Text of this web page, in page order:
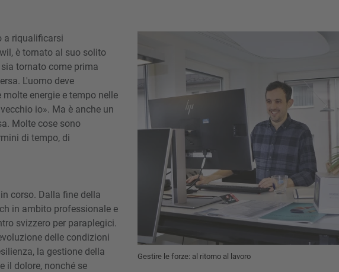
Gestire le forze: al ritorno al lavoro
a riqualificarsi
è tornato al suo solito
tornato come prima
L'uomo deve
energie e tempo nelle
io». Ma è anche un
Molte cose sono
di tempo, di
corso. Dalla fine della
in ambito professionale e
svizzero per paraplegici.
delle condizioni
la gestione della
il dolore, nonché se